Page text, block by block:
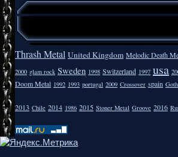
Thrash Metal United Kingdom Melodic Death
2000 glam rock Sweden 1998 Switzerland 1997 usa
Doom Metal 1992 1993 portugal 2009 Crossover spain
2013 Chile 2014 1986 2015 Stoner Metal Groove 2016